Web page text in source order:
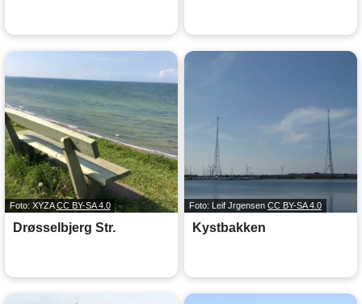
Foto: XYZACC BY-SA 4.0
Drøsselbjerg Str.
Foto: Leif Jrgensen CC BY-SA 4.0
Kystbakken